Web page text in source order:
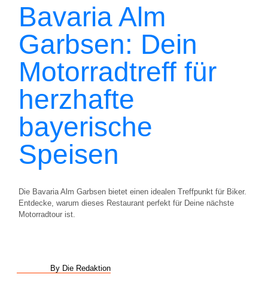
Bavaria Alm
Garbsen: Dein
Motorradtreff für
herzhafte
bayerische
Speisen
Die Bavaria Alm Garbsen bietet einen idealen Treffpunkt für Biker.
Entdecke, warum dieses Restaurant perfekt für Deine nächste
Motorradtour ist.
By Die Redaktion